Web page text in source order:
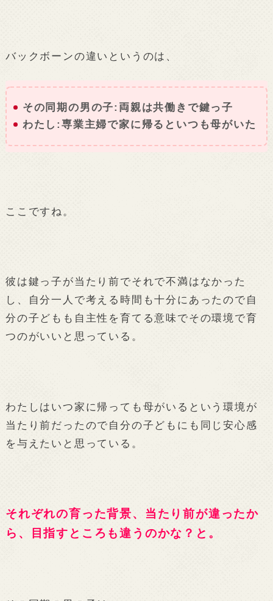
バックボーンの違いというのは、
その同期の男の子:両親は共働きで鍵っ子
わたし:専業主婦で家に帰るといつも母がいた
ここですね。
彼は鍵っ子が当たり前でそれで不満はなかった
し、自分一人で考える時間も十分にあったので自
分の子どもも自主性を育てる意味でその環境で育
つのがいいと思っている。
わたしはいつ家に帰っても母がいるという環境が
当たり前だったので自分の子どもにも同じ安心感
を与えたいと思っている。
それぞれの育った背景、当たり前が違ったか
ら、目指すところも違うのかな？と。